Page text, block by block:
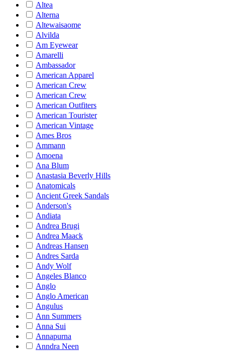
Altea
Alterna
Altewaisaome
Alvilda
Am Eyewear
Amarelli
Ambassador
American Apparel
American Crew
American Crew
American Outfiters
American Tourister
American Vintage
Ames Bros
Ammann
Amoena
Ana Blum
Anastasia Beverly Hills
Anatomicals
Ancient Greek Sandals
Anderson's
Andiata
Andrea Brugi
Andrea Maack
Andreas Hansen
Andres Sarda
Andy Wolf
Angeles Blanco
Anglo
Anglo American
Angulus
Ann Summers
Anna Sui
Annapurna
Anndra Neen